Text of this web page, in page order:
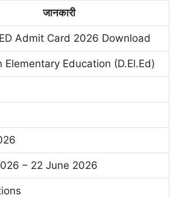
जानकारी
Admit Card 2026 Download
Elementary Education (D.El.Ed)
– 22 June 2026